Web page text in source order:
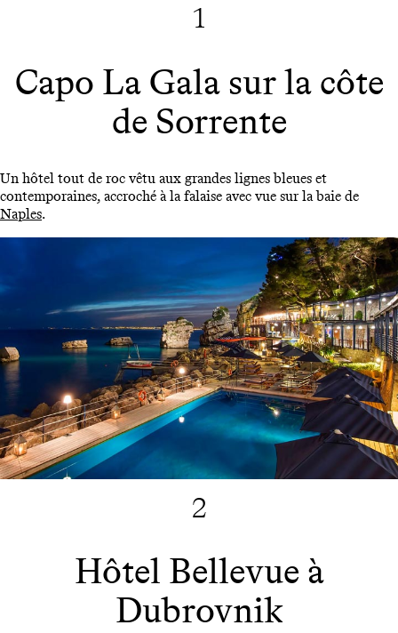
1
Capo La Gala sur la côte
de Sorrente
Un hôtel tout de roc vêtu aux grandes lignes bleues et
contemporaines, accroché à la falaise avec vue sur la baie de
Naples.
2
Hôtel Bellevue à
Dubrovnik